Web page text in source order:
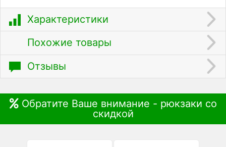
Характеристики
Похожие товары
Отзывы
Обратите Ваше внимание - рюкзаки со
скидкой